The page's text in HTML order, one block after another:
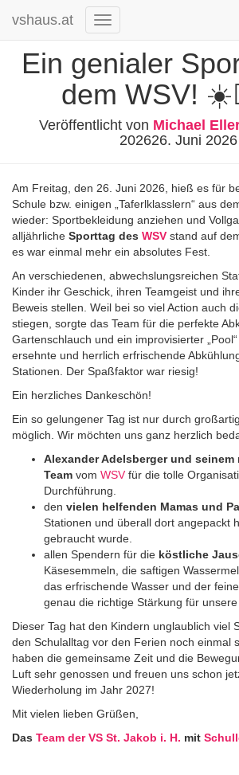
vshaus.at
Navigation
Ein genialer
dem WSV!
Veröffentlicht von Michael
202626. Juni 2026
Am Freitag, den 26. Juni 2026, hieß es für
Schule bzw. einigen „Taferlklasslern“ aus
wieder: Sportbekleidung anziehen und
alljährliche Sporttag des WSV stand auf
es war einmal mehr ein absolutes Fest.
An verschiedenen, abwechslungsreichen
Kinder ihr Geschick, ihren Teamgeist und
Beweis stellen. Weil bei so viel Action auch
stiegen, sorgte das Team für die perfekte
Gartenschlauch und ein improvisierter
ersehnte und herrlich erfrischende
Stationen. Der Spaßfaktor war riesig!
Ein herzliches Dankeschön!
Ein so gelungener Tag ist nur durch
möglich. Wir möchten uns ganz herzlich
Alexander Adelsberger und seinem
Team vom WSV für die tolle
Durchführung.
den vielen helfenden Mamas und
Stationen und überall dort angepackt
gebraucht wurde.
allen Spendern für die köstliche
Käsesemmeln, die saftigen
das erfrischende Wasser und der
genau die richtige Stärkung für unsere
Dieser Tag hat den Kindern unglaublich viel
den Schulalltag vor den Ferien noch einmal
haben die gemeinsame Zeit und die
Luft sehr genossen und freuen uns schon
Wiederholung im Jahr 2027!
Mit vielen lieben Grüßen,
Das Team der VS St. Jakob i. H. mit